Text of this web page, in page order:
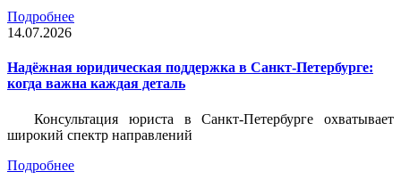
Подробнее
14.07.2026
Надёжная юридическая поддержка в Санкт-Петербурге:
когда важна каждая деталь
Консультация юриста в Санкт-Петербурге охватывает
широкий спектр направлений
Подробнее